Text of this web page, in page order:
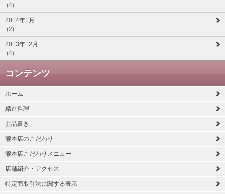
(4)
2014年1月
(2)
2013年12月
(4)
コンテンツ
ホーム
精進料理
お品書き
瀧本店のこだわり
瀧本店こだわりメニュー
店舗紹介・アクセス
特定商取引法に関する表示